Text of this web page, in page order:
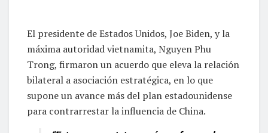
El presidente de Estados Unidos, Joe Biden, y la
máxima autoridad vietnamita, Nguyen Phu
Trong, firmaron un acuerdo que eleva la relación
bilateral a asociación estratégica, en lo que
supone un avance más del plan estadounidense
para contrarrestar la influencia de China.